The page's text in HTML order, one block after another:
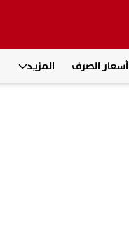
أسعار الصرف المزيد